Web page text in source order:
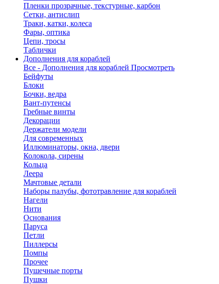
Пленки прозрачные, текстурные, карбон
Сетки, антислип
Траки, катки, колеса
Фары, оптика
Цепи, тросы
Таблички
Дополнения для кораблей
Все - Дополнения для кораблей Просмотреть
Бейфуты
Блоки
Бочки, ведра
Вант-путенсы
Гребные винты
Декорации
Держатели модели
Для современных
Иллюминаторы, окна, двери
Колокола, сирены
Кольца
Леера
Мачтовые детали
Наборы палубы, фототравление для кораблей
Нагели
Нити
Основания
Паруса
Петли
Пиллерсы
Помпы
Прочее
Пушечные порты
Пушки